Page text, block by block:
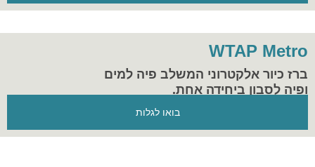
WTAP Metro
ברז כיור אלקטרוני המשלב פיה למים
ופיה לסבון ביחידה אחת.
בואו לגלות